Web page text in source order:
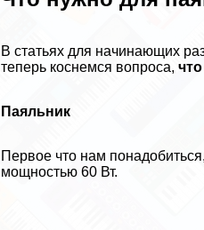
В статьях для начинающих
теперь коснемся вопроса,
Паяльник
Первое что нам
мощностью 60 Вт.